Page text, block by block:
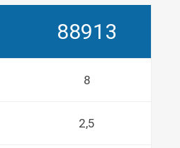
88913
8
2,5